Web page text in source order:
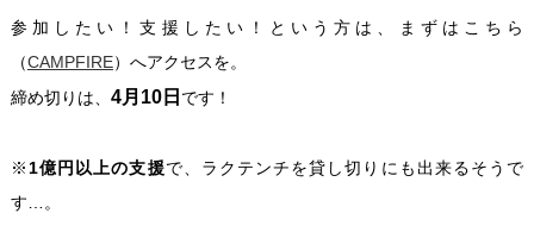
参加したい！支援したい！という方は、まずはこちら
（CAMPFIRE）へアクセスを。
締め切りは、 4月10日 です！
※1億円以上の支援で、ラクテンチを貸し切りにも出来るそうで
す…。